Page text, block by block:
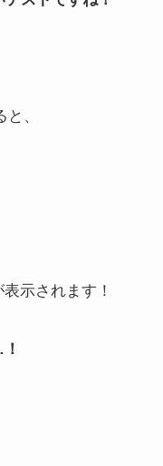
、
示されます！